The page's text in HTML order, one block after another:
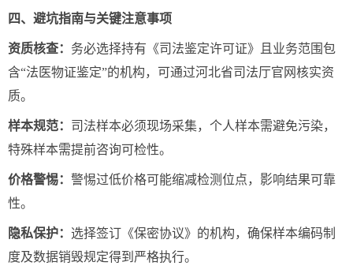
四、避坑指南与关键注意事项
资质核查： 务必选择持有《司法鉴定许可证》且业务范围包
含“法医物证鉴定”的机构，可通过河北省司法厅官网核实资
质。
样本规范： 司法样本必须现场采集，个人样本需避免污染，
特殊样本需提前咨询可检性。
价格警惕： 警惕过低价格可能缩减检测位点，影响结果可靠
性。
隐私保护： 选择签订《保密协议》的机构，确保样本编码制
度及数据销毁规定得到严格执行。